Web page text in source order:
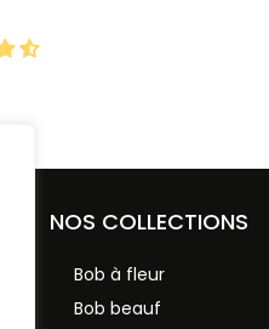
NOS COLLECTIONS
Bob à fleur
Bob beauf